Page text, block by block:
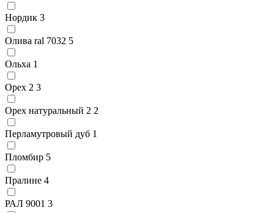
Нордик 3
Олива ral 7032 5
Ольха 1
Орех 2 3
Орех натуральный 2 2
Перламутровый дуб 1
Пломбир 5
Пралине 4
РАЛ 9001 3